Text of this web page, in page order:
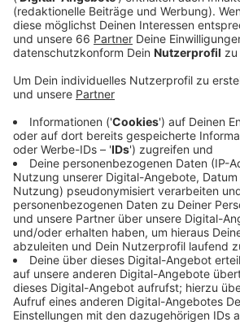
Mann, dem die Waffe zugerechnet
festgenommen worden. Mehrere
Spezialeinsatzkommandos (SEK)
das Hotel. Alle Gäste und
Sicherheit gebracht worden.
Anzeige
Die Polizisten hätten zudem
verdächtigen Koffer gefunden, der
Sprengstoffexperten untersucht
Sprecher. Der Einsatz war bis zum
nicht abgeschlossen. Auf Nachfrage
Düsseldorf wollte sich ein